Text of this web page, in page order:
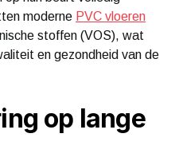
moderne PVC vloeren
stoffen (VOS), wat
en gezondheid van de
op lange